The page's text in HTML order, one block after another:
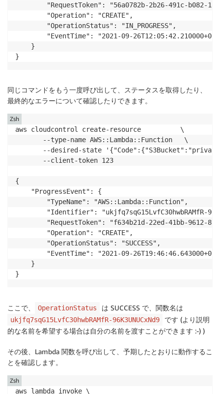
"RequestToken": "56a0782b-2b26-491c-b082-
        "Operation": "CREATE",
        "OperationStatus": "IN_PROGRESS",
"EventTime": "2021-09-
    }
}
同じコマンドをもう一度呼び出して、ステータスを取得したり、
最終的なエラーについて確認したりできます。
aws cloudcontrol create-resource          \
       --type-name AWS::Lambda::Function   \
--desired-state
       --client-token 123
{
    "ProgressEvent": {
        "TypeName": "AWS::Lambda::Function",
"Identifier": "ukjfq7sqG15LvfC30hwbRAMfR-
"RequestToken": "f634b21d-22ed-41bb-9612-
        "Operation": "CREATE",
        "OperationStatus": "SUCCESS",
"EventTime": "2021-09-
    }
Zsh
ここで、 OperationStatus は SUCCESS で、関数名は
ukjfq7sqG15LvfC30hwbRAMfR-96K3UNUCxNd9
です (より説明
的な名前を希望する場合は自分の名前を渡すことができます :-) )
その後、Lambda 関数を呼び出して、予期したとおりに動作するこ
とを確認します。
aws lambda invoke \
Zsh